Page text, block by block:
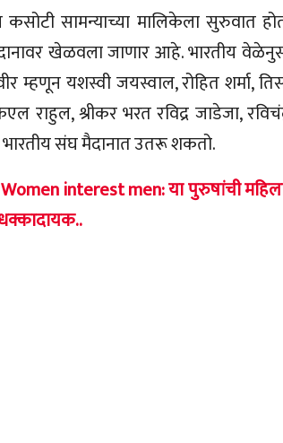
कसोटी सामन्याच्या मालिकेला सुरुवात
खेळवला जाणार आहे. भारतीय
म्हणून यशस्वी जयस्वाल, रोहित शर्मा,
राहुल, श्रीकर भरत रविद्र जाडेजा,
संघ मैदानात उतरू शकतो.
Women interest men: या पुरुषांची